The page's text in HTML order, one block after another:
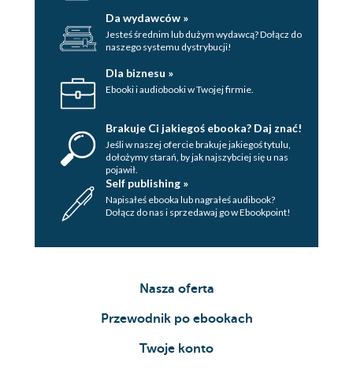
Da wydawców »
Jesteś średnim lub dużym wydawcą? Dołącz do
naszego systemu dystrybucji!
Dla biznesu »
Ebooki i audiobooki w Twojej firmie.
Brakuje Ci jakiegoś ebooka? Daj znać!
Jeśli w naszej ofercie brakuje jakiegoś tytulu,
dołożymy starań, by jak najszybciej się u nas
pojawił.
Self publishing »
Napisałeś ebooka lub nagrałeś audibook?
Dołącz do nas i sprzedawaj go w Ebookpoint!
Nasza oferta
Przewodnik po ebookach
Twoje konto